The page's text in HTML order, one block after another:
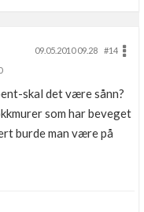
09.05.2010 09.28
#14
skal det være sånn?
som har beveget
burde man være på